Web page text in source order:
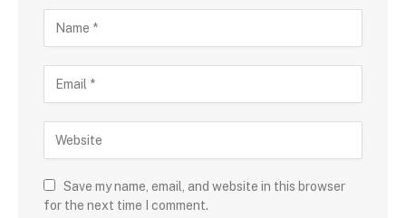
Save my name, email, and website in this browser
for the next time I comment.